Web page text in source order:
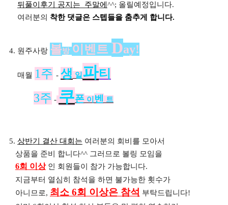
뒤풀이후기 공지는 주말에 ^^; 올릴예정입니다.
여러분의 착한 댓글은 스텝들을 춤추게 합니다.
4. 원주사랑 볼방 이벤트 Day!
매월 1주 - 생 일 파티
3주 - 쿠폰 이 벤 트
5. 상반기 결산 대회는 여러분의 회비를 모아서
상품을 준비 합니다^^ 그러므로 볼링 모임을
6회 이상 인 회원들이 참가 가능합니다.
지금부터 열심히 참석을 하면 불가능한 횟수가
아니므로, 최소 6회 이상은 참석 부탁드립니다!